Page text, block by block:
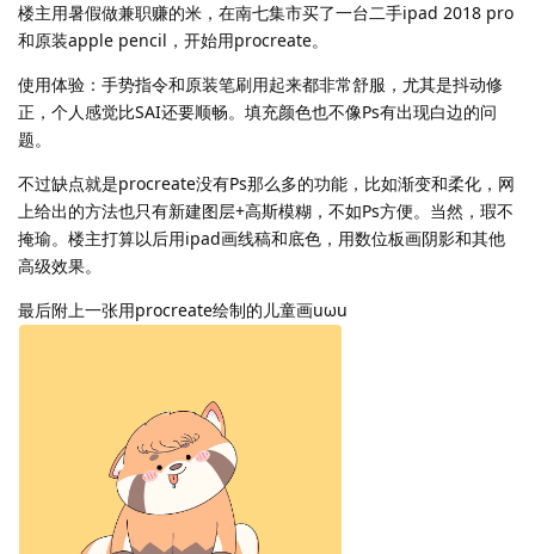
楼主用暑假做兼职赚的米，在南七集市买了一台二手ipad 2018 pro
和原装apple pencil，开始用procreate。
使用体验：手势指令和原装笔刷用起来都非常舒服，尤其是抖动修
正，个人感觉比SAI还要顺畅。填充颜色也不像Ps有出现白边的问
题。
不过缺点就是procreate没有Ps那么多的功能，比如渐变和柔化，网
上给出的方法也只有新建图层+高斯模糊，不如Ps方便。当然，瑕不
掩瑜。楼主打算以后用ipad画线稿和底色，用数位板画阴影和其他
高级效果。
最后附上一张用procreate绘制的儿童画uωu